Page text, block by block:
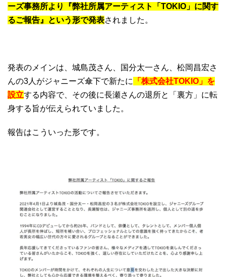
ーズ事務所より『弊社所属アーティスト「TOKIO」に関す
るご報告』という形で発表されました。
発表のメインは、城島茂さん、国分太一さん、松岡昌宏さ
んの3人がジャニーズ傘下で新たに
「株式会社TOKIO」を
設立する内容で、その後に長瀬さんの退所と「裏方」に転
身する旨が伝えられていました。
報告はこういった形です。